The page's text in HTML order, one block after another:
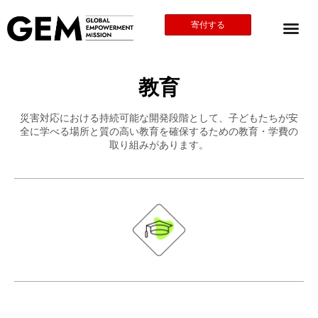
寄付する
教育
災害対応における持続可能な開発段階として、子どもたちが安
全に学べる場所と質の高い教育を確保するための教育・学費の
取り組みがあります。